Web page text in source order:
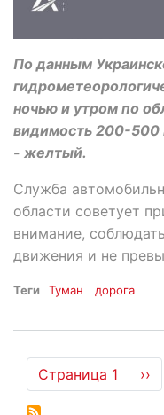
По данным
ночью и утром по
видимость 200-500
- желтый.
Служба
области советует
внимание,
движения и не
Теги Туман дорога
Нумерация
страниц
Страница 1 ››